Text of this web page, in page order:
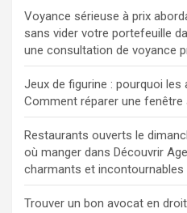
Voyance sérieuse à prix
sans vider votre portefeuille
une consultation de voyance
Jeux de figurine : pourquoi
Comment réparer une fenêtre
Restaurants ouverts le
où manger dans Découvrir
charmants et incontournables
Trouver un bon avocat en